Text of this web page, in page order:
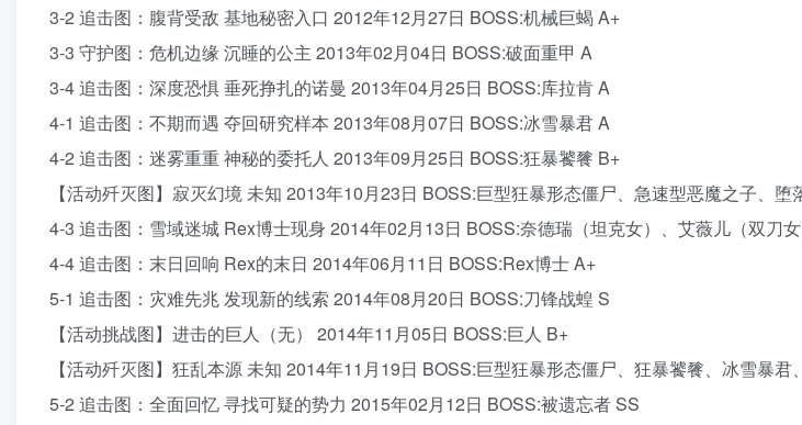
3-2 追击图：腹背受敌 基地秘密入口 2012年12月27日 BOSS:机械巨蝎 A+
3-3 守护图：危机边缘 沉睡的公主 2013年02月04日 BOSS:破面重甲 A
3-4 追击图：深度恐惧 垂死挣扎的诺曼 2013年04月25日 BOSS:库拉肯 A
4-1 追击图：不期而遇 夺回研究样本 2013年08月07日 BOSS:冰雪暴君 A
4-2 追击图：迷雾重重 神秘的委托人 2013年09月25日 BOSS:狂暴饕餮 B+
【活动歼灭图】寂灭幻境 未知 2013年10月23日 BOSS:巨型狂暴形态僵尸、急速型恶魔之子、
4-3 追击图：雪域迷城 Rex博士现身 2014年02月13日 BOSS:奈德瑞（坦克女）、艾薇儿（双刀
4-4 追击图：末日回响 Rex的末日 2014年06月11日 BOSS:Rex博士 A+
5-1 追击图：灾难先兆 发现新的线索 2014年08月20日 BOSS:刀锋战蝗 S
【活动挑战图】进击的巨人（无） 2014年11月05日 BOSS:巨人 B+
【活动歼灭图】狂乱本源 未知 2014年11月19日 BOSS:巨型狂暴形态僵尸、狂暴饕餮、冰雪暴
5-2 追击图：全面回忆 寻找可疑的势力 2015年02月12日 BOSS:被遗忘者 SS